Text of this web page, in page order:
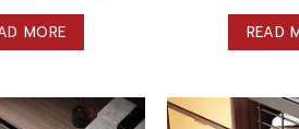
MORE READ